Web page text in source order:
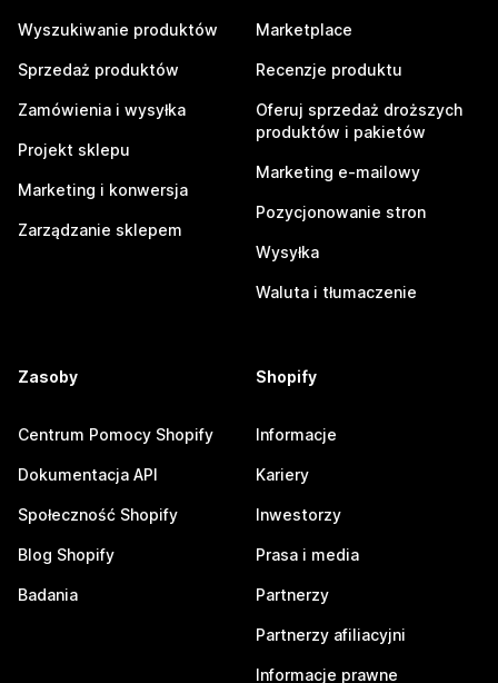
Wyszukiwanie produktów
Sprzedaż produktów
Zamówienia i wysyłka
Projekt sklepu
Marketing i konwersja
Zarządzanie sklepem
Marketplace
Recenzje produktu
Oferuj sprzedaż droższych
produktów i pakietów
Marketing e-mailowy
Pozycjonowanie stron
Wysyłka
Waluta i tłumaczenie
Zasoby
Centrum Pomocy Shopify
Dokumentacja API
Społeczność Shopify
Blog Shopify
Badania
Shopify
Informacje
Kariery
Inwestorzy
Prasa i media
Partnerzy
Partnerzy afiliacyjni
Informacje prawne